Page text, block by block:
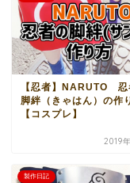
【忍者】NARUTO
脚絆（きゃはん）の作
【コスプレ】
2019
製作日記